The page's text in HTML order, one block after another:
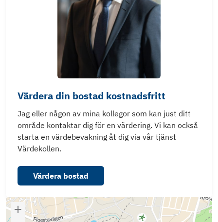
Värdera din bostad kostnadsfritt
Jag eller någon av mina kollegor som kan just ditt
område kontaktar dig för en värdering. Vi kan också
starta en värdebevakning åt dig via vår tjänst
Värdekollen.
Värdera bostad